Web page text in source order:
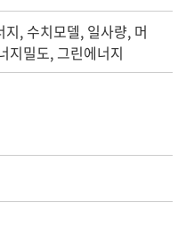
, 수치모델, 일사량, 머
지밀도, 그린에너지